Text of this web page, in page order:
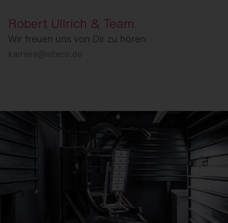
Robert Ullrich & Team.
Wir freuen uns von Dir zu hören:
karriere@siteco.de